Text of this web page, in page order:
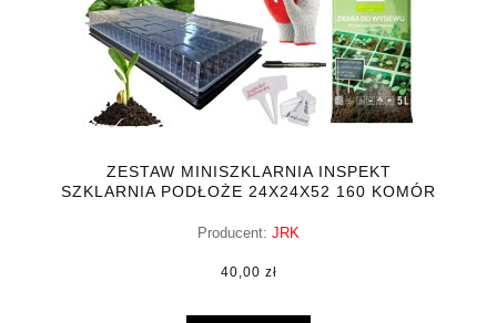
ZESTAW MINISZKLARNIA INSPEKT
SZKLARNIA PODŁOŻE 24X24X52 160 KOMÓR
Producent: JRK
40,00 zł